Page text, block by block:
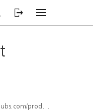
index/isin/CH1558304122